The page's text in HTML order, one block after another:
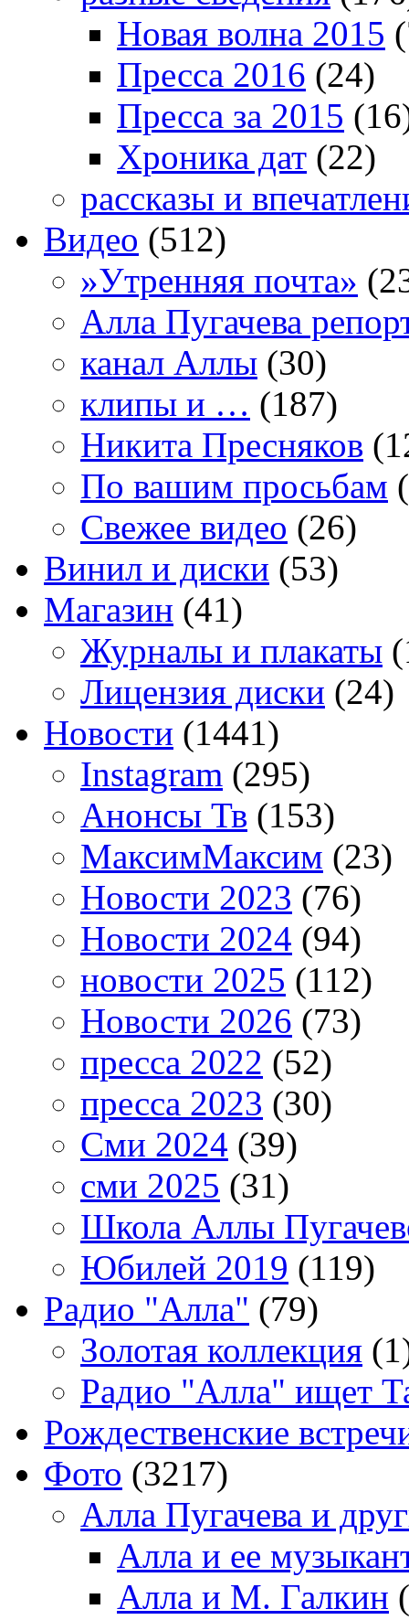
Новая волна 2015
Пресса 2016 (24)
Пресса за 2015
Хроника дат (22)
рассказы и
Видео (512)
»Утренняя почта»
Алла Пугачева
канал Аллы (30)
клипы и … (187)
Никита Пресняков
По вашим просьбам
Свежее видео (26)
Винил и диски (53)
Магазин (41)
Журналы и плакаты
Лицензия диски (24)
Новости (1441)
Instagram (295)
Анонсы Тв (153)
МаксимМаксим (23)
Новости 2023 (76)
Новости 2024 (94)
новости 2025 (112)
Новости 2026 (73)
пресса 2022 (52)
пресса 2023 (30)
Сми 2024 (39)
сми 2025 (31)
Школа Аллы
Юбилей 2019 (119)
Радио "Алла" (79)
Золотая коллекция
Радио "Алла" ищет
Рождественские
Фото (3217)
Алла Пугачева и
Алла и ее
Алла и М. Галкин